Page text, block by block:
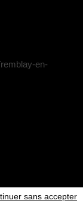
sans accepter
en-